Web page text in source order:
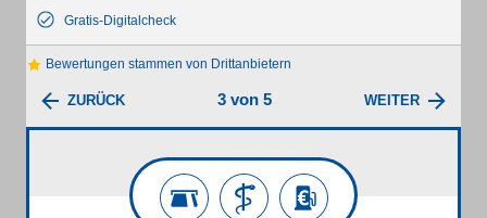
Gratis-Digitalcheck
Bewertungen stammen von Drittanbietern
ZURÜCK 3 von 5 WEITER